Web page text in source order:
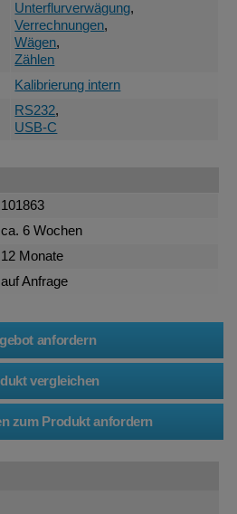
Unterflurverwägung,
Verrechnungen,
Wägen,
Zählen
Kalibrierung intern
RS232,
USB-C
101863
ca. 6 Wochen
12 Monate
auf Anfrage